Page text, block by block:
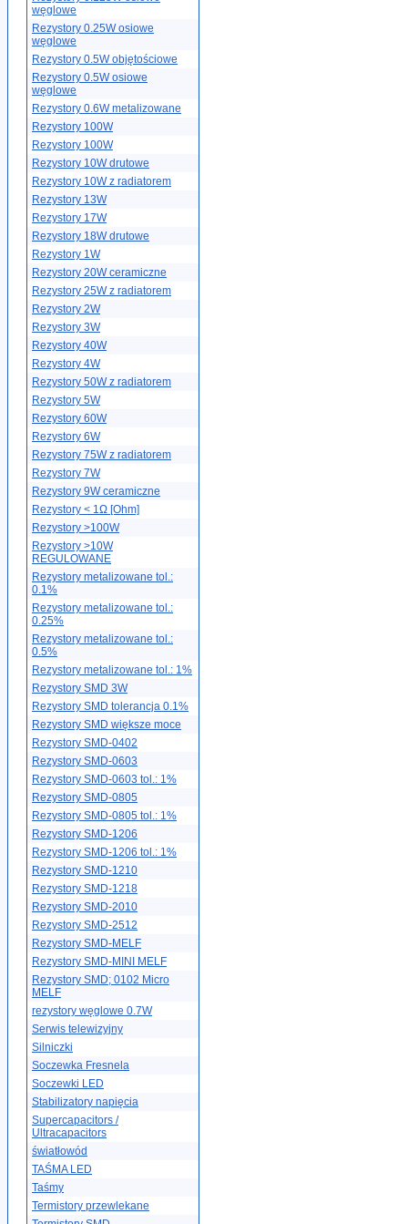
węglowe
Rezystory 0.25W osiowe
węglowe
Rezystory 0.5W objętościowe
Rezystory 0.5W osiowe
węglowe
Rezystory 0.6W metalizowane
Rezystory 100W
Rezystory 100W
Rezystory 10W drutowe
Rezystory 10W z radiatorem
Rezystory 13W
Rezystory 17W
Rezystory 18W drutowe
Rezystory 1W
Rezystory 20W ceramiczne
Rezystory 25W z radiatorem
Rezystory 2W
Rezystory 3W
Rezystory 40W
Rezystory 4W
Rezystory 50W z radiatorem
Rezystory 5W
Rezystory 60W
Rezystory 6W
Rezystory 75W z radiatorem
Rezystory 7W
Rezystory 9W ceramiczne
Rezystory < 1Ω [Ohm]
Rezystory >100W
Rezystory >10W
REGULOWANE
Rezystory metalizowane tol.:
0.1%
Rezystory metalizowane tol.:
0.25%
Rezystory metalizowane tol.:
0.5%
Rezystory metalizowane tol.: 1%
Rezystory SMD 3W
Rezystory SMD tolerancja 0.1%
Rezystory SMD większe moce
Rezystory SMD-0402
Rezystory SMD-0603
Rezystory SMD-0603 tol.: 1%
Rezystory SMD-0805
Rezystory SMD-0805 tol.: 1%
Rezystory SMD-1206
Rezystory SMD-1206 tol.: 1%
Rezystory SMD-1210
Rezystory SMD-1218
Rezystory SMD-2010
Rezystory SMD-2512
Rezystory SMD-MELF
Rezystory SMD-MINI MELF
Rezystory SMD; 0102 Micro
MELF
rezystory węglowe 0.7W
Serwis telewizyjny
Silniczki
Soczewka Fresnela
Soczewki LED
Stabilizatory napięcia
Supercapacitors /
Ultracapacitors
światłowód
TAŚMA LED
Taśmy
Termistory przewlekane